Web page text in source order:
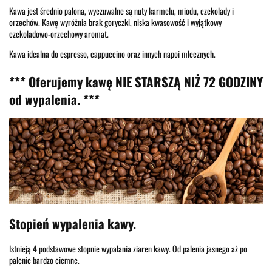
Kawa jest średnio palona, wyczuwalne są nuty karmelu, miodu, czekolady i
orzechów. Kawę wyróżnia brak goryczki, niska kwasowość i wyjątkowy
czekoladowo-orzechowy aromat.
Kawa idealna do espresso, cappuccino oraz innych napoi mlecznych.
*** Oferujemy kawę NIE STARSZĄ NIŻ 72 GODZINY
od wypalenia. ***
Stopień wypalenia kawy.
Istnieją 4 podstawowe stopnie wypalania ziaren kawy. Od palenia jasnego aż po
palenie bardzo ciemne.